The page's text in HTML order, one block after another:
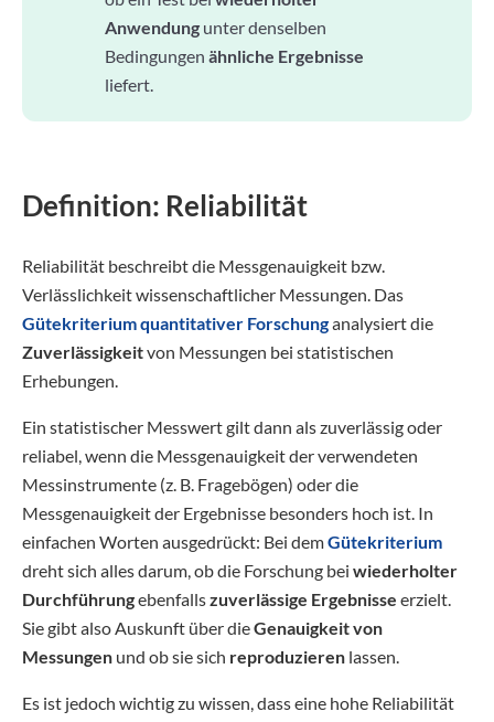
Anwendung unter denselben
Bedingungen ähnliche Ergebnisse
liefert.
Definition: Reliabilität
Reliabilität beschreibt die Messgenauigkeit bzw.
Verlässlichkeit wissenschaftlicher Messungen. Das
Gütekriterium quantitativer Forschunganalysiert die
Zuverlässigkeitvon Messungen bei statistischen
Erhebungen.
Ein statistischer Messwert gilt dann als zuverlässig oder
reliabel, wenn die Messgenauigkeit der verwendeten
Messinstrumente (z. B. Fragebögen) oder die
Messgenauigkeit der Ergebnisse besonders hoch ist. In
einfachen Worten ausgedrückt: Bei demGütekriterium
dreht sich alles darum, ob die Forschung bei wiederholter
Durchführungebenfallszuverlässige Ergebnisse erzielt.
Sie gibt also Auskunft über dieGenauigkeit von
Messungen und ob sie sich reproduzieren lassen.
Es ist jedoch wichtig zu wissen, dass eine hohe Reliabilität